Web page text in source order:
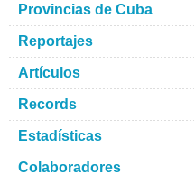
Provincias de Cuba
Reportajes
Artículos
Records
Estadísticas
Colaboradores